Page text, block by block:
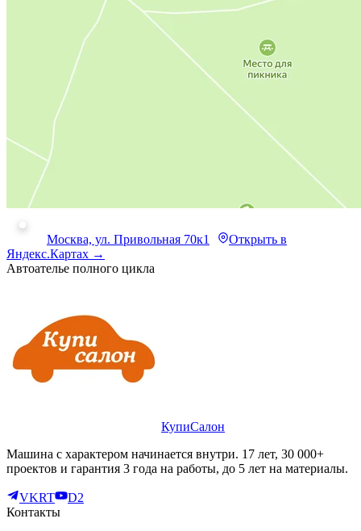
Москва, ул. Привольная 70к1
Открыть в
Яндекс.Картах →
Автоателье полного цикла
КупиСалон
Машина с характером начинается внутри. 17 лет, 30 000+
проектов и гарантия 3 года на работы, до 5 лет на материалы.
VKRT
D2
Контакты